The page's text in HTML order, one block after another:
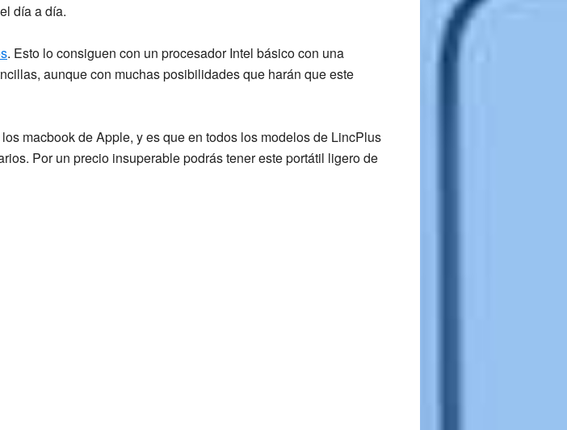
día a día.
. Esto lo consiguen con un procesador Intel básico con una
aunque con muchas posibilidades que harán que este
macbook de Apple, y es que en todos los modelos de LincPlus
Por un precio insuperable podrás tener este portátil ligero de